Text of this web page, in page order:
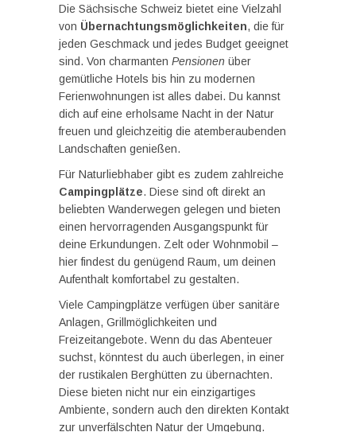
Die Sächsische Schweiz bietet eine Vielzahl
von Übernachtungsmöglichkeiten, die für
jeden Geschmack und jedes Budget geeignet
sind. Von charmanten Pensionen über
gemütliche Hotels bis hin zu modernen
Ferienwohnungen ist alles dabei. Du kannst
dich auf eine erholsame Nacht in der Natur
freuen und gleichzeitig die atemberaubenden
Landschaften genießen.
Für Naturliebhaber gibt es zudem zahlreiche
Campingplätze. Diese sind oft direkt an
beliebten Wanderwegen gelegen und bieten
einen hervorragenden Ausgangspunkt für
deine Erkundungen. Zelt oder Wohnmobil –
hier findest du genügend Raum, um deinen
Aufenthalt komfortabel zu gestalten.
Viele Campingplätze verfügen über sanitäre
Anlagen, Grillmöglichkeiten und
Freizeitangebote. Wenn du das Abenteuer
suchst, könntest du auch überlegen, in einer
der rustikalen Berghütten zu übernachten.
Diese bieten nicht nur ein einzigartiges
Ambiente, sondern auch den direkten Kontakt
zur unverfälschten Natur der Umgebung.